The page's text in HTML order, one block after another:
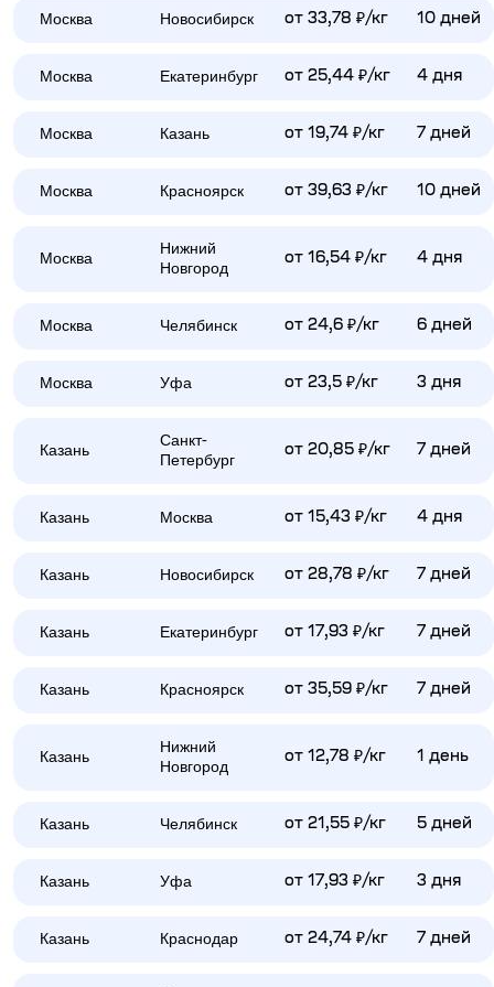
Москва Новосибирск от 33,78 ₽/кг 10 дней
Москва Екатеринбург от 25,44 ₽/кг 4 дня
Москва Казань от 19,74 ₽/кг 7 дней
Москва Красноярск от 39,63 ₽/кг 10 дней
Москва
Нижний
Новгород
от 16,54 ₽/кг 4 дня
Москва Челябинск от 24,6 ₽/кг 6 дней
Москва Уфа от 23,5 ₽/кг 3 дня
Казань
Санкт-
Петербург
от 20,85 ₽/кг 7 дней
Казань Москва от 15,43 ₽/кг 4 дня
Казань Новосибирск от 28,78 ₽/кг 7 дней
Казань Екатеринбург от 17,93 ₽/кг 7 дней
Казань Красноярск от 35,59 ₽/кг 7 дней
Казань
Нижний
Новгород
от 12,78 ₽/кг 1 день
Казань Челябинск от 21,55 ₽/кг 5 дней
Казань Уфа от 17,93 ₽/кг 3 дня
Казань Краснодар от 24,74 ₽/кг 7 дней